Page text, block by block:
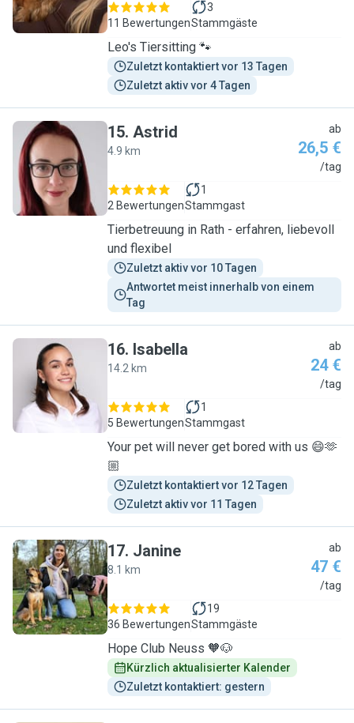
11 Bewertungen
3
Stammgäste
Leo's Tiersitting 🐾
Zuletzt kontaktiert vor 13 Tagen
Zuletzt aktiv vor 4 Tagen
A
15. Astrid
4.9 km
ab
26,5 €
/tag
2 Bewertungen
1
Stammgast
Tierbetreuung in Rath - erfahren, liebevoll
und flexibel
Zuletzt aktiv vor 10 Tagen
Antwortet meist innerhalb von einem
Tag
I
16. Isabella
14.2 km
ab
24 €
/tag
5 Bewertungen
1
Stammgast
Your pet will never get bored with us 😄🫶
🏼
Zuletzt kontaktiert vor 12 Tagen
Zuletzt aktiv vor 11 Tagen
J
17. Janine
8.1 km
ab
47 €
/tag
36 Bewertungen
19
Stammgäste
Hope Club Neuss 🧡🐶
Kürzlich aktualisierter Kalender
Zuletzt kontaktiert: gestern